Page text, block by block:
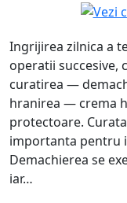
Ingrijirea zilnica a
operatii
curatirea —
hranirea — crema
protectoare.
importanta pentru
Demachierea se
iar…